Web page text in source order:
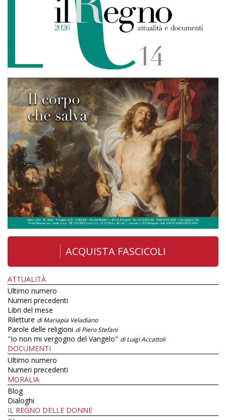
ACQUISTA FASCICOLI
ATTUALITÀ
Ultimo numero
Numeri precedenti
Libri del mese
Riletture di Mariapia Veladiano
Parole delle religioni di Piero Stefani
"Io non mi vergogno del Vangelo" di Luigi Accattoli
DOCUMENTI
Ultimo numero
Numeri precedenti
MORALIA
Blog
Dialoghi
IL REGNO DELLE DONNE